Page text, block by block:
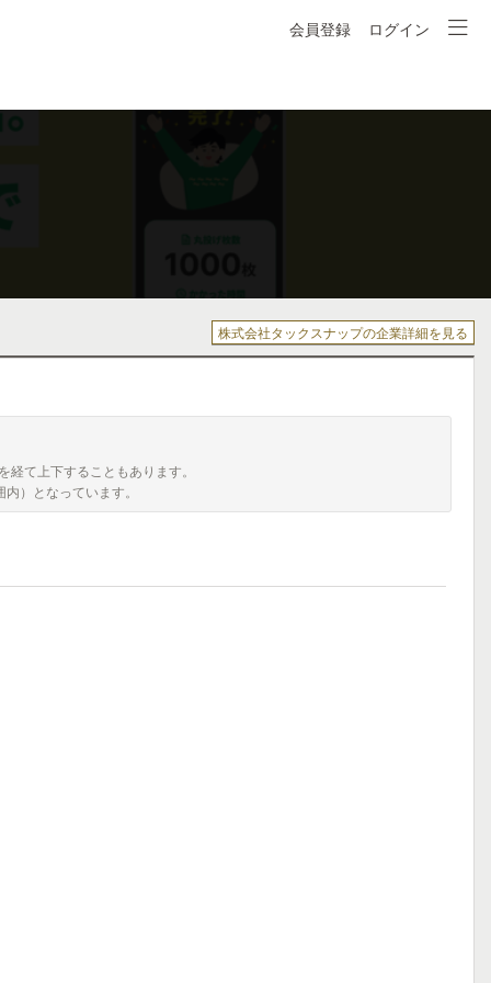
会員登録 ログイン
株式会社タックスナップの企業詳細を見る
て上下することもあります。
内）となっています。